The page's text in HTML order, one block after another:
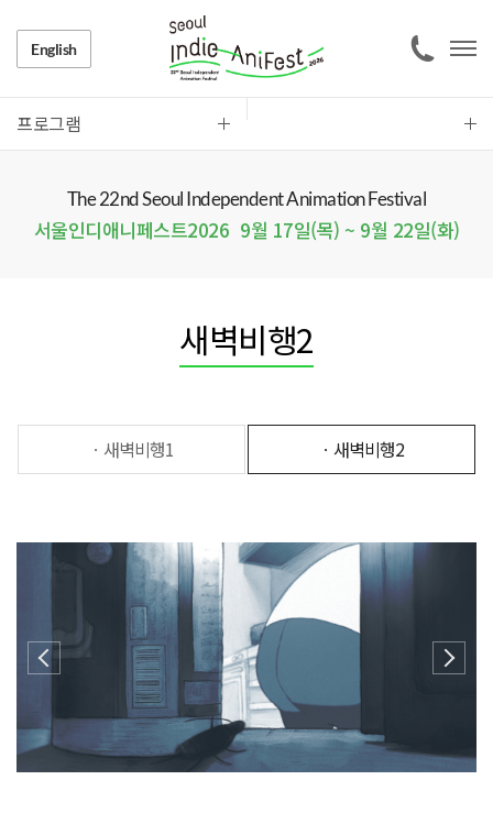
English
프로그램
The 22nd Seoul Independent Animation Festival
서울인디애니페스트2026 9월 17일(목) ~ 9월 22일(화)
새벽비행2
ㆍ새벽비행1 ㆍ새벽비행2